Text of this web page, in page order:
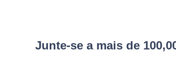
Junte-se a mais de